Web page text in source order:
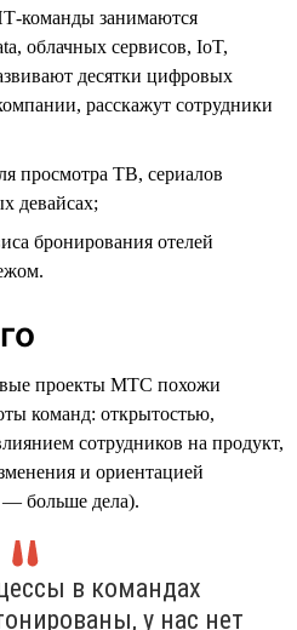
команды занимаются
облачных сервисов, IoT,
десятки цифровых
расскажут сотрудники
просмотра ТВ, сериалов
девайсах;
бронирования отелей
проекты МТС похожи
команд: открытостью,
сотрудников на продукт,
и ориентацией
— больше дела).
в командах
у нас нет